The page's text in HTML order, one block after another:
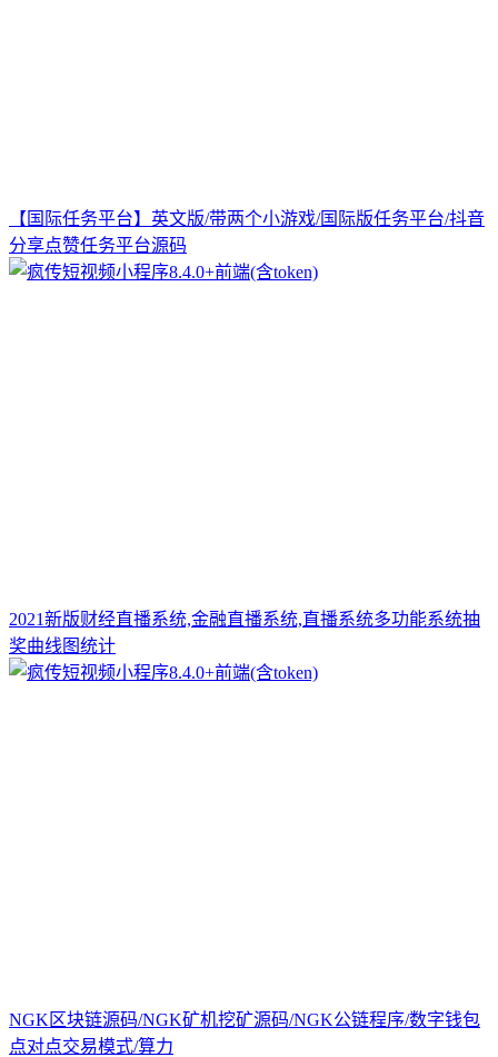
【国际任务平台】英文版/带两个小游戏/国际版任务平台/抖音
分享点赞任务平台源码
2021新版财经直播系统,金融直播系统,直播系统多功能系统抽
奖曲线图统计
NGK区块链源码/NGK矿机挖矿源码/NGK公链程序/数字钱包
点对点交易模式/算力